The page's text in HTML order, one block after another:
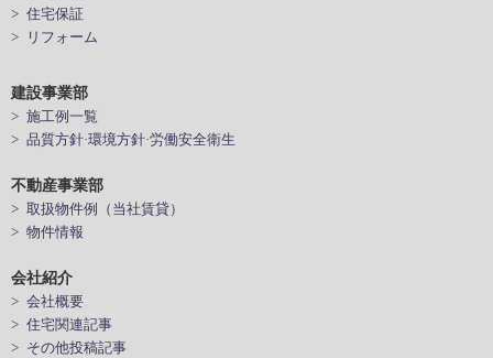
> 住宅保証
> リフォーム
建設事業部
> 施工例一覧
> 品質方針·環境方針·労働安全衛生
不動産事業部
> 取扱物件例（当社賃貸）
> 物件情報
会社紹介
> 会社概要
> 住宅関連記事
> その他投稿記事